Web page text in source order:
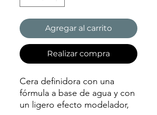
Agregar al carrito
Realizar compra
Cera definidora con una
fórmula a base de agua y con
un ligero efecto modelador,